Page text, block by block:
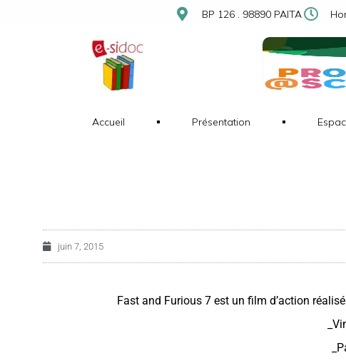
BP 126 . 98890 PAITA
Accueil Présentation
juin 7, 2015
Fast and Furious 7 est un film d’action